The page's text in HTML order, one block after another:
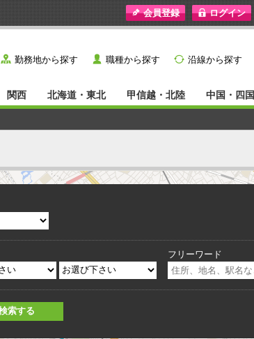
y 勤務地から探す ˙ 職種から探す } 沿線から探す
関西 北海道・東北 甲信越・北陸 中国・四国
フリーワード